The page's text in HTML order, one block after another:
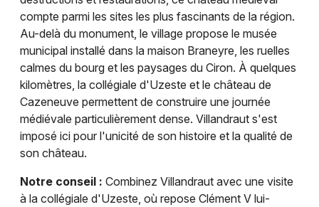
compte parmi les sites les plus fascinants de la région.
Au-delà du monument, le village propose le musée
municipal installé dans la maison Braneyre, les ruelles
calmes du bourg et les paysages du Ciron. À quelques
kilomètres, la collégiale d'Uzeste et le château de
Cazeneuve permettent de construire une journée
médiévale particulièrement dense. Villandraut s'est
imposé ici pour l'unicité de son histoire et la qualité de
son château.
Notre conseil : Combinez Villandraut avec une visite
à la collégiale d'Uzeste, où repose Clément V lui-